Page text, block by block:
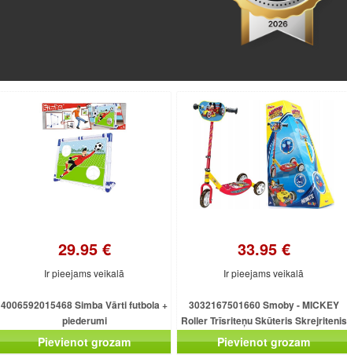
29.95 €
Ir pieejams veikalā
4006592015468 Simba Vārti futbola +
piederumi
Pievienot grozam
33.95 €
Ir pieejams veikalā
3032167501660 Smoby - MICKEY
Roller Trīsriteņu Skūteris Skrejritenis
(Ir Uz Vietas)
Pievienot grozam